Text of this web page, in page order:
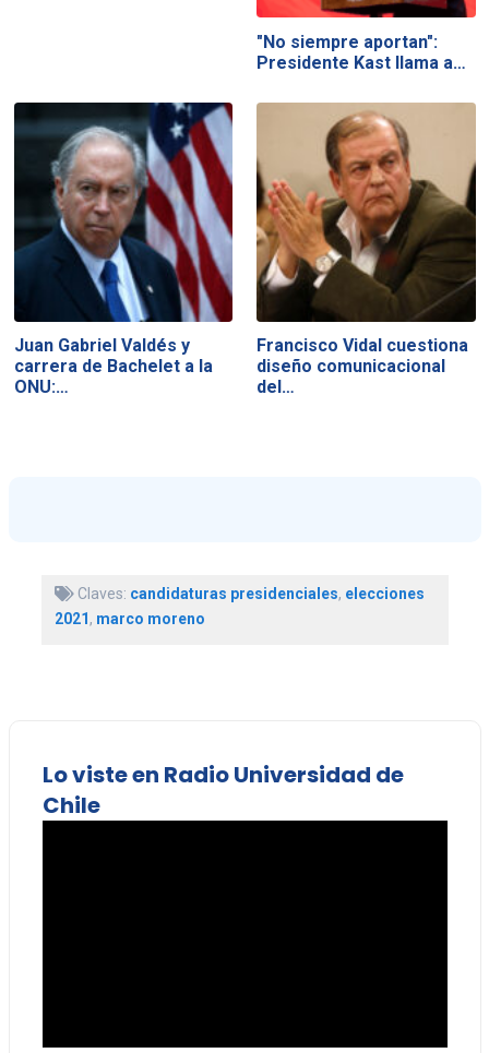
"No siempre aportan":
Presidente Kast llama a…
Juan Gabriel Valdés y
carrera de Bachelet a la
ONU:…
Francisco Vidal cuestiona
diseño comunicacional
del…
Claves: candidaturas presidenciales, elecciones
2021, marco moreno
Lo viste en Radio Universidad de
Chile